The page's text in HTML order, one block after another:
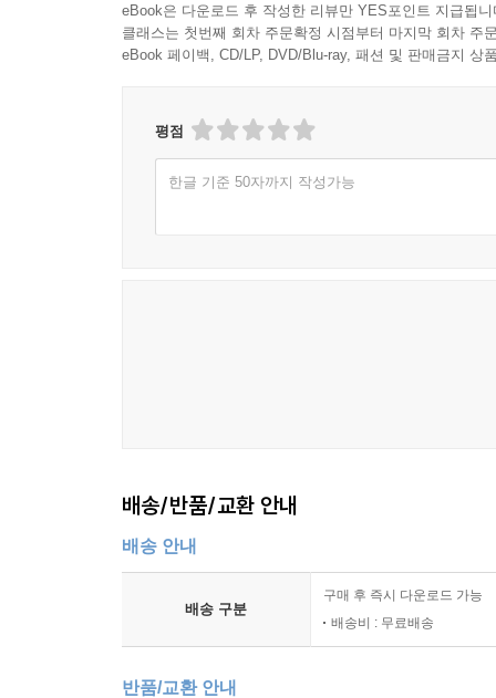
eBook은 다운로드 후 작성한 리뷰만 YES포인트 지급됩니
클래스는 첫번째 회차 주문확정 시점부터 마지막 회차 주
eBook 페이백, CD/LP, DVD/Blu-ray, 패션 및 판매금지 상
평점
한글 기준 50자까지 작성가능
배송/반품/교환 안내
배송 안내
배송 구분
구매 후 즉시 다운로드 가능
배송비 : 무료배송
반품/교환 안내